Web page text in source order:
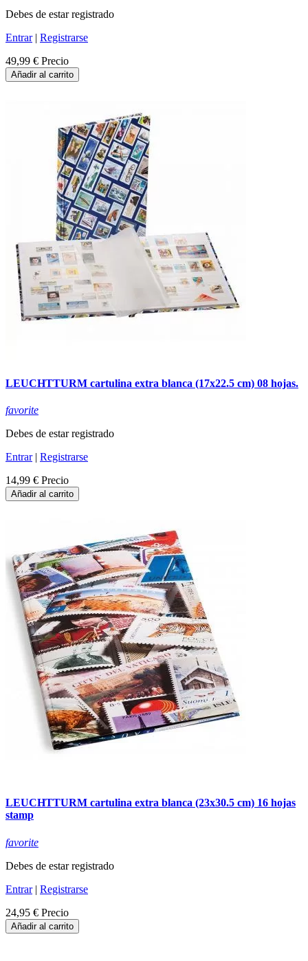
Debes de estar registrado
Entrar| Registrarse
49,99 € Precio
Añadir al carrito
LEUCHTTURM cartulina extra blanca (17x22.5 cm) 08 hojas.
favorite
Debes de estar registrado
Entrar| Registrarse
14,99 € Precio
Añadir al carrito
LEUCHTTURM cartulina extra blanca (23x30.5 cm) 16 hojas
stamp
favorite
Debes de estar registrado
Entrar| Registrarse
24,95 € Precio
Añadir al carrito